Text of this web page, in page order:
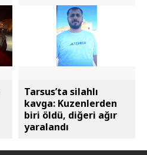
Tarsus’ta silahlı
kavga: Kuzenlerden
biri öldü, diğeri ağır
yaralandı